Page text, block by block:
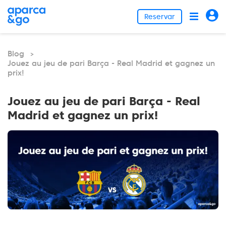
Reservar
Blog >
Jouez au jeu de pari Barça - Real Madrid et gagnez un
prix!
Jouez au jeu de pari Barça - Real
Madrid et gagnez un prix!